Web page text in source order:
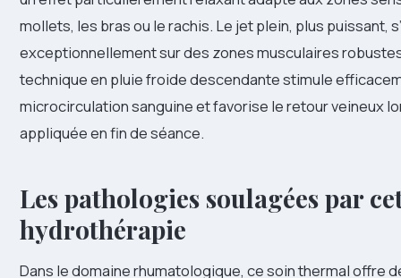
mollets, les bras ou le rachis. Le jet plein, plus puissant,
exceptionnellement sur des zones musculaires
technique en pluie froide descendante stimule
microcirculation sanguine et favorise le retour veineux
appliquée en fin de séance.
Les pathologies soulagées par
hydrothérapie
Dans le domaine rhumatologique, ce soin thermal offre